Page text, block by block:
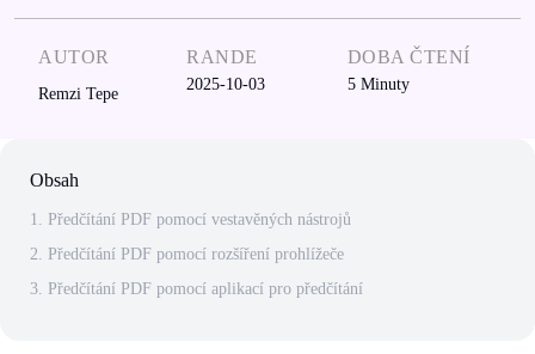
AUTOR
Remzi Tepe
RANDE
2025-10-03
DOBA ČTENÍ
5 Minuty
Obsah
1. Předčítání PDF pomocí vestavěných nástrojů
2. Předčítání PDF pomocí rozšíření prohlížeče
3. Předčítání PDF pomocí aplikací pro předčítání